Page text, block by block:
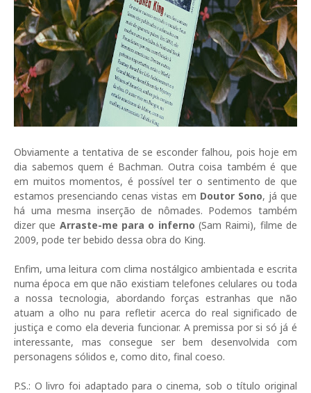
Obviamente a tentativa de se esconder falhou, pois hoje em
dia sabemos quem é Bachman. Outra coisa também é que
em muitos momentos, é possível ter o sentimento de que
estamos presenciando cenas vistas em Doutor Sono, já que
há uma mesma inserção de nômades. Podemos também
dizer que Arraste-me para o inferno(Sam Raimi), filme de
2009, pode ter bebido dessa obra do King.
Enfim, uma leitura com clima nostálgico ambientada e escrita
numa época em que não existiam telefones celulares ou toda
a nossa tecnologia, abordando forças estranhas que não
atuam a olho nu para refletir acerca do real significado de
justiça e como ela deveria funcionar. A premissa por si só já é
interessante, mas consegue ser bem desenvolvida com
personagens sólidos e, como dito, final coeso.
P.S.: O livro foi adaptado para o cinema, sob o título original